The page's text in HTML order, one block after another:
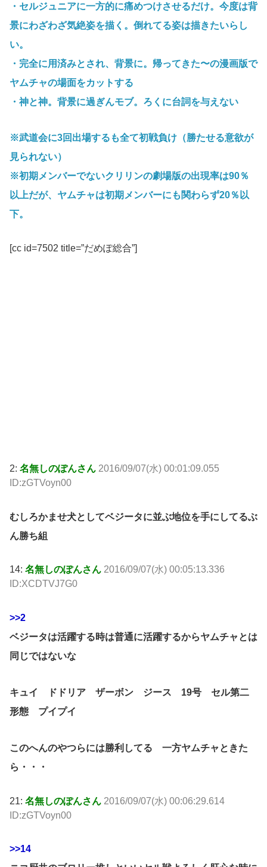
・セルジュニアに一方的に痛めつけさせるだけ。今度は背
景にわざわざ気絶姿を描く。倒れてる姿は描きたいらし
い。
・完全に用済みとされ、背景に。帰ってきた〜の漫画版で
ヤムチャの場面をカットする
・神と神。背景に過ぎんモブ。ろくに台詞を与えない
※武道会に3回出場するも全て初戦負け（勝たせる意欲が
見られない）
※初期メンバーでないクリリンの劇場版の出現率は90％
以上だが、ヤムチャは初期メンバーにも関わらず20％以
下。
[cc id=7502 title=”だめぽ総合”]
2: 名無しのぽんさん 2016/09/07(水) 00:01:09.055
ID:zGTVoyn00
むしろかませ犬としてベジータに並ぶ地位を手にしてるぶ
ん勝ち組
14: 名無しのぽんさん 2016/09/07(水) 00:05:13.336
ID:XCDTVJ7G0
>>2
ベジータは活躍する時は普通に活躍するからヤムチャとは
同じではないな
キュイ ドドリア ザーボン ジース 19号 セル第二
形態 プイプイ
このへんのやつらには勝利してる 一方ヤムチャときた
ら・・・
21: 名無しのぽんさん 2016/09/07(水) 00:06:29.614
ID:zGTVoyn00
>>14